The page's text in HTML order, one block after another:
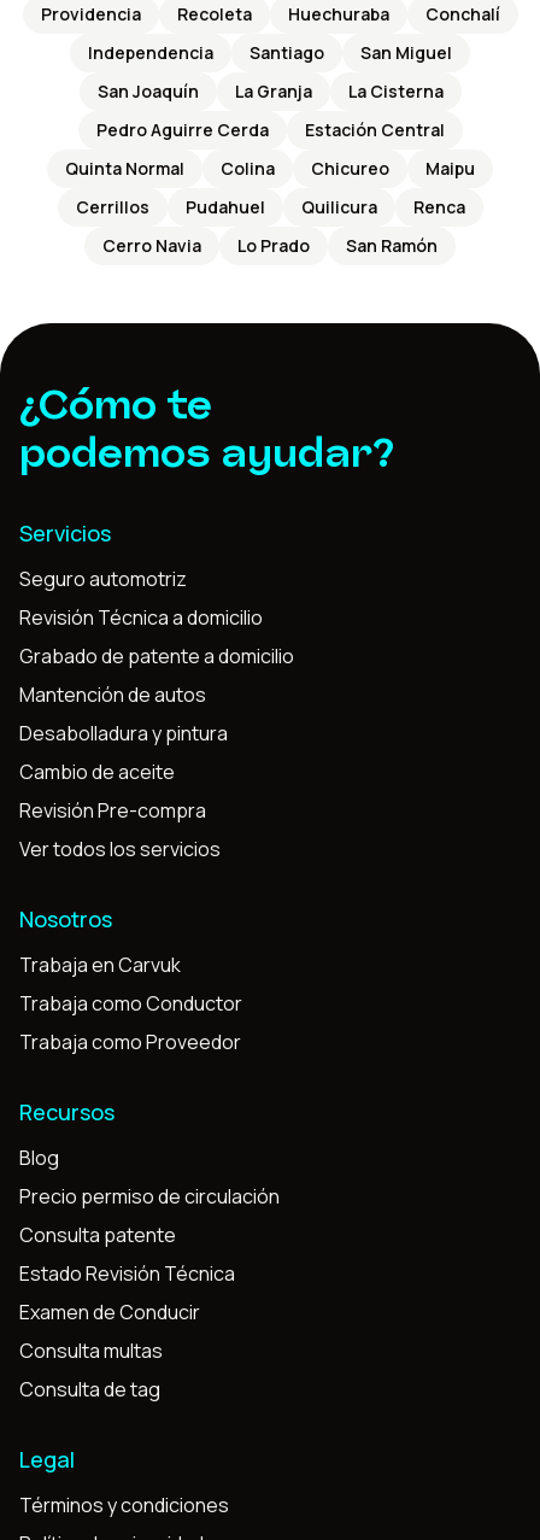
Providencia
Recoleta Huechuraba
Conchalí
Independencia
Santiago
San Miguel
San Joaquín
La Granja
La Cisterna
Pedro Aguirre Cerda
Estación Central
Quinta Normal
Colina Chicureo
Maipu
Cerrillos
Pudahuel Quilicura
Renca
Cerro Navia
Lo Prado San Ramón
¿Cómo te
podemos ayudar?
Servicios
Seguro automotriz
Revisión Técnica a domicilio
Grabado de patente a domicilio
Mantención de autos
Desabolladura y pintura
Cambio de aceite
Revisión Pre-compra
Ver todos los servicios
Nosotros
Trabaja en Carvuk
Trabaja como Conductor
Trabaja como Proveedor
Recursos
Blog
Precio permiso de circulación
Consulta patente
Estado Revisión Técnica
Examen de Conducir
Consulta multas
Consulta de tag
Legal
Términos y condiciones